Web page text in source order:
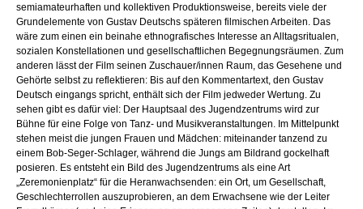
semiamateurhaften und kollektiven Produktionsweise, bereits viele der
Grundelemente von Gustav Deutschs späteren filmischen Arbeiten. Das
wäre zum einen ein beinahe ethnografisches Interesse an Alltagsritualen,
sozialen Konstellationen und gesellschaftlichen Begegnungsräumen. Zum
anderen lässt der Film seinen Zuschauer/innen Raum, das Gesehene und
Gehörte selbst zu reflektieren: Bis auf den Kommentartext, den Gustav
Deutsch eingangs spricht, enthält sich der Film jedweder Wertung. Zu
sehen gibt es dafür viel: Der Hauptsaal des Jugendzentrums wird zur
Bühne für eine Folge von Tanz- und Musikveranstaltungen. Im Mittelpunkt
stehen meist die jungen Frauen und Mädchen: miteinander tanzend zu
einem Bob-Seger-Schlager, während die Jungs am Bildrand gockelhaft
posieren. Es entsteht ein Bild des Jugendzentrums als eine Art
„Zeremonienplatz“ für die Heranwachsenden: ein Ort, um Gesellschaft,
Geschlechterrollen auszuprobieren, an dem Erwachsene wie der Leiter